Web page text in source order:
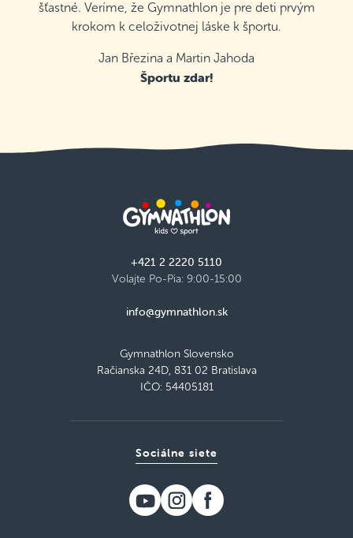
šťastné. Veríme, že Gymnathlon je pre deti prvým
krokom k celoživotnej láske k športu.
Jan Březina a Martin Jahoda
Športu zdar!
+421 2 2220 5110
Volajte Po-Pia: 9:00-15:00
info@gymnathlon.sk
Gymnathlon Slovensko
Račianska 24D, 831 02 Bratislava
IČO: 54405181
Sociálne siete